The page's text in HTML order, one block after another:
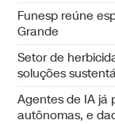
Funesp reúne
Grande
Setor de
soluções
Agentes de IA já
autônomas, e